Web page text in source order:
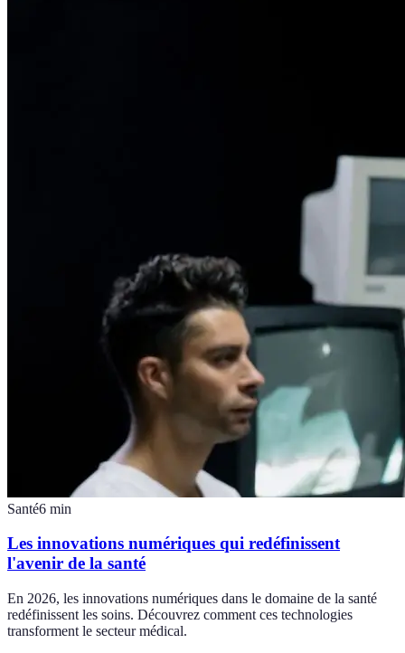
Santé6 min
Les innovations numériques qui redéfinissent
l'avenir de la santé
En 2026, les innovations numériques dans le domaine de la santé
redéfinissent les soins. Découvrez comment ces technologies
transforment le secteur médical.